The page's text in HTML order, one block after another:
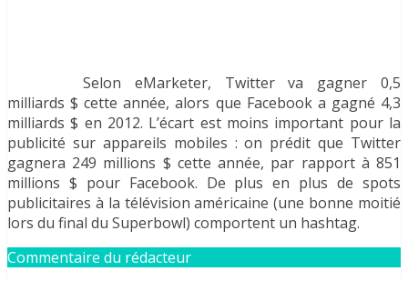
Selon eMarketer, Twitter va gagner 0,5
milliards $ cette année, alors que Facebook a gagné 4,3
milliards $ en 2012. L’écart est moins important pour la
publicité sur appareils mobiles : on prédit que Twitter
gagnera 249 millions $ cette année, par rapport à 851
millions $ pour Facebook. De plus en plus de spots
publicitaires à la télévision américaine (une bonne moitié
lors du final du Superbowl) comportent un hashtag.
Commentaire du rédacteur